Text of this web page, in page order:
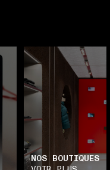
NOS BOUTIQUES